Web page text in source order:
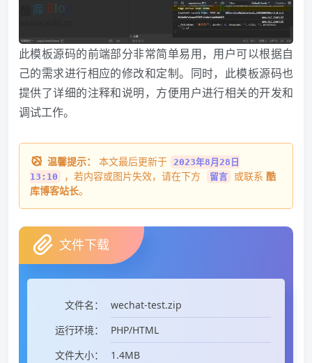
此模板源码的前端部分非常简单易用，用户可以根据自
己的需求进行相应的修改和定制。同时，此模板源码也
提供了详细的注释和说明，方便用户进行相关的开发和
调试工作。
温馨提示： 本文最后更新于
2023年8月28日
13:10
，若内容或图片失效，请在下方 留言 或联系 酷
库博客站长。
文件下载
文件名：
wechat-test.zip
运行环境：
PHP/HTML
文件大小：
1.4MB